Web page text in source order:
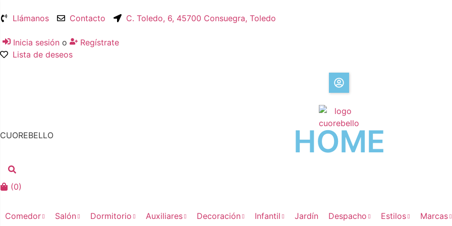
Llámanos Contacto C. Toledo, 6, 45700 Consuegra, Toledo
Inicia sesión o
Regístrate
Lista de deseos
HOME
CUOREBELLO
(0)
Comedor Salón Dormitorio Auxiliares Decoración Infantil Jardín Despacho Estilos Marcas